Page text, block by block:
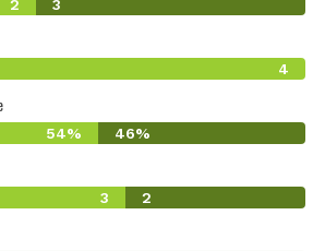
2 3
4
54% 46%
3 2